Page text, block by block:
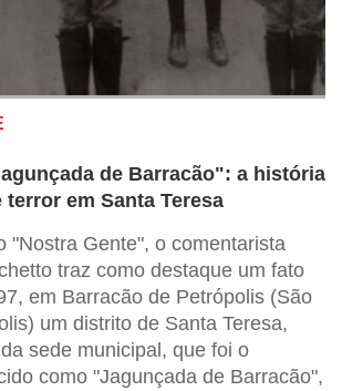
de Barracão": a história
em Santa Teresa
"Nostra Gente", o comentarista
traz como destaque um fato
em Barracão de Petrópolis (São
um distrito de Santa Teresa,
sede municipal, que foi o
como "Jagunçada de Barracão",